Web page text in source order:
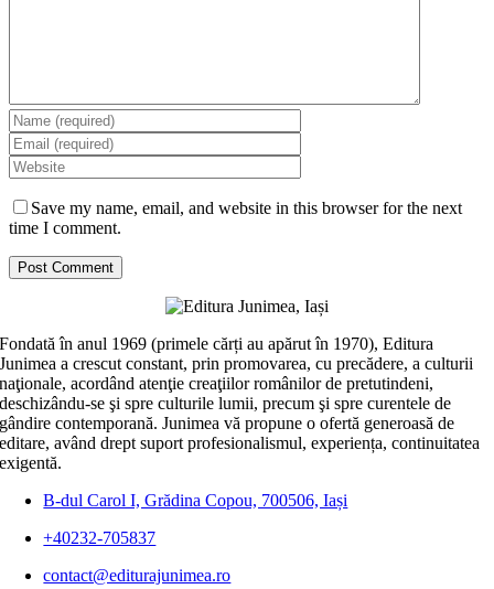
Save my name, email, and website in this browser for the next
time I comment.
Fondată în anul 1969 (primele cărți au apărut în 1970), Editura
Junimea a crescut constant, prin promovarea, cu precădere, a culturii
naţionale, acordând atenţie creaţiilor românilor de pretutindeni,
deschizându-se şi spre culturile lumii, precum şi spre curentele de
gândire contemporană. Junimea vă propune o ofertă generoasă de
editare, având drept suport profesionalismul, experiența, continuitatea
exigentă.
B-dul Carol I, Grădina Copou, 700506, Iași
+40232-705837
contact@editurajunimea.ro